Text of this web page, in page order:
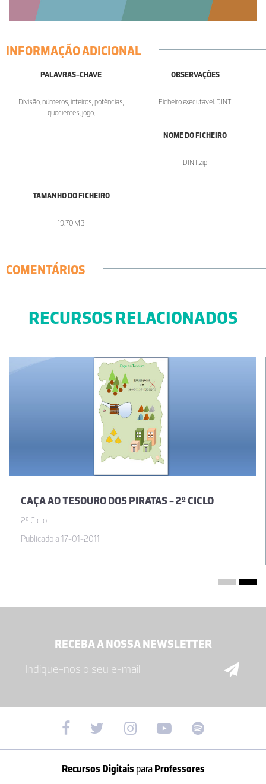
INFORMAÇÃO ADICIONAL
PALAVRAS-CHAVE
Divisão, números, inteiros, potências,
quocientes, jogo,
OBSERVAÇÕES
Ficheiro executável: DINT.
NOME DO FICHEIRO
DINT.zip
TAMANHO DO FICHEIRO
19.70 MB
COMENTÁRIOS
RECURSOS RELACIONADOS
CAÇA AO TESOURO DOS PIRATAS - 2º CICLO
2º Ciclo
Publicado a 17-01-2011
RECEBA A NOSSA NEWSLETTER
Recursos Digitais paraProfessores